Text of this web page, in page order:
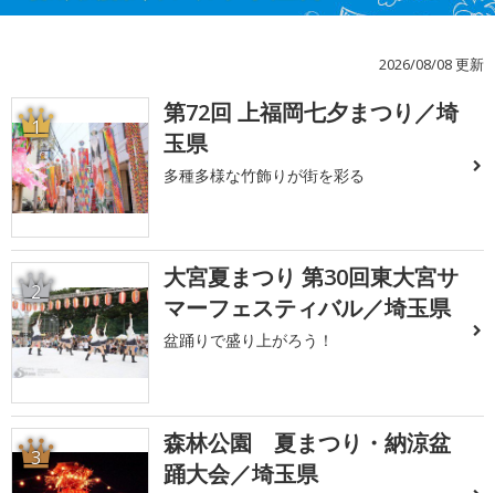
2026/08/08 更新
1
第72回 上福岡七夕まつり／埼
玉県
多種多様な竹飾りが街を彩る
2
大宮夏まつり 第30回東大宮サ
マーフェスティバル／埼玉県
盆踊りで盛り上がろう！
3
森林公園 夏まつり・納涼盆
踊大会／埼玉県